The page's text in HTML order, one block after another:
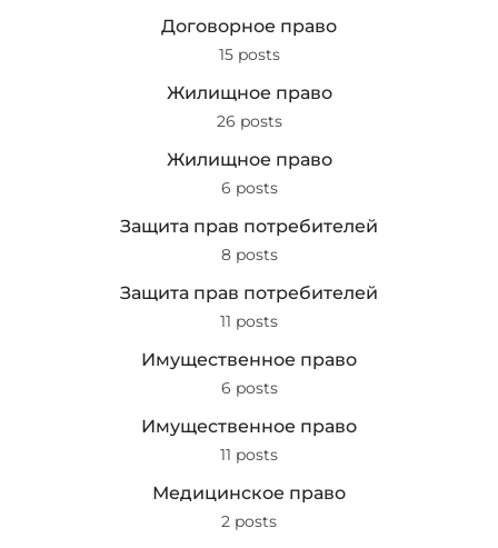
Договорное право
15 posts
Жилищное право
26 posts
Жилищное право
6 posts
Защита прав потребителей
8 posts
Защита прав потребителей
11 posts
Имущественное право
6 posts
Имущественное право
11 posts
Медицинское право
2 posts